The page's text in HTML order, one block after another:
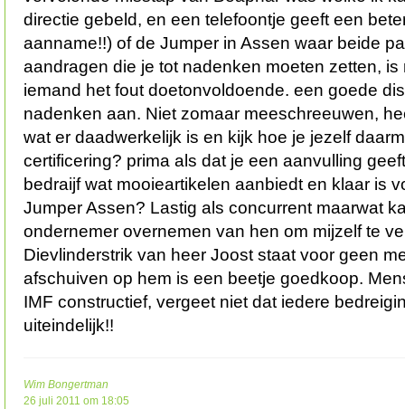
directie gebeld, en een telefoontje geeft een
aanname!!) of de Jumper in Assen waar beide
aandragen die je tot nadenken moeten zetten, is
iemand het fout doetonvoldoende. een goede
nadenken aan. Niet zomaar meeschreeuwen,
wat er daadwerkelijk is en kijk hoe je jezelf
certificering? prima als dat je een aanvulling
bedraijf wat mooieartikelen aanbiedt en klaar is
Jumper Assen? Lastig als concurrent maarwat
ondernemer overnemen van hen om mijzelf te
Dievlinderstrik van heer Joost staat voor geen
afschuiven op hem is een beetje goedkoop.
IMF constructief, vergeet niet dat iedere
uiteindelijk!!
Wim Bongertman
26 juli 2011 om 18:05